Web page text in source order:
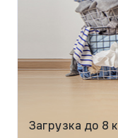
Загрузка до 8